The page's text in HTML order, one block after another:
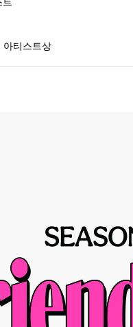
트
아티스트상